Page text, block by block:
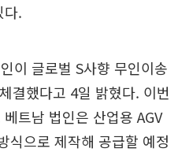
다.
이 글로벌 S사향 무인이송
결했다고 4일 밝혔다. 이번
트남 법인은 산업용 AGV
식으로 제작해 공급할 예정